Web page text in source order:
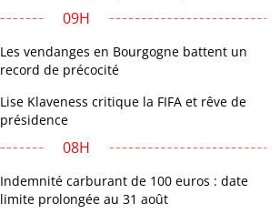
09H
Les vendanges en Bourgogne battent un
record de précocité
Lise Klaveness critique la FIFA et rêve de
présidence
08H
Indemnité carburant de 100 euros : date
limite prolongée au 31 août